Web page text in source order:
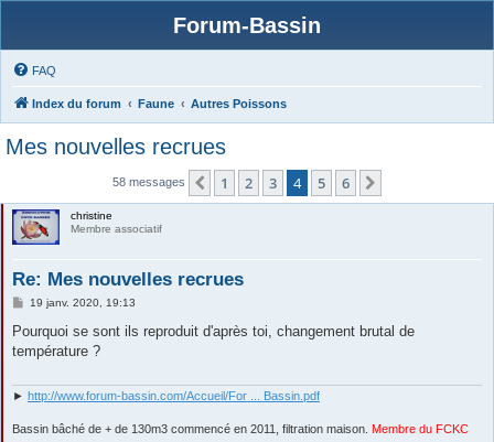
Forum-Bassin
FAQ
Index du forum Faune Autres Poissons
Mes nouvelles recrues
58 messages Précédente
1 2 3 4 5 6
christine
Membre associatif
Re: Mes nouvelles recrues
M
s
a
19 janv. 2020, 19:13
Pourquoi se sont ils reproduit d'après toi, changement brutal de
température ?
► http://www.forum-bassin.com/Accueil/For ... Bassin.pdf
Bassin bâché de + de 130m3 commencé en 2011, filtration maison. Membre du FCKC